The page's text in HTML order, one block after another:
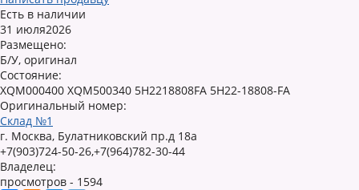
Есть в наличии
31 июля2026
Размещено:
Б/У, оригинал
Состояние:
XQM000400 XQM500340 5H2218808FA 5H22-18808-FA
Оригинальный номер:
Склад №1
г. Москва, Булатниковский пр.д 18а
+7(903)724-50-26,+7(964)782-30-44
Владелец:
просмотров - 1594